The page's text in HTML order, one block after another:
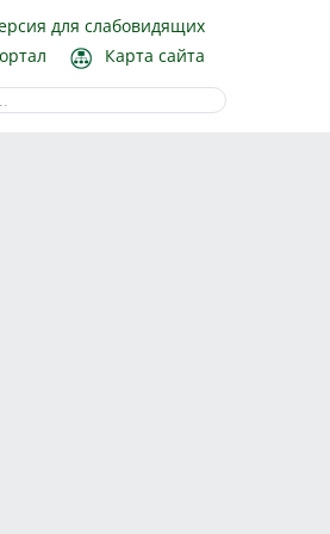
для слабовидящих
Карта сайта